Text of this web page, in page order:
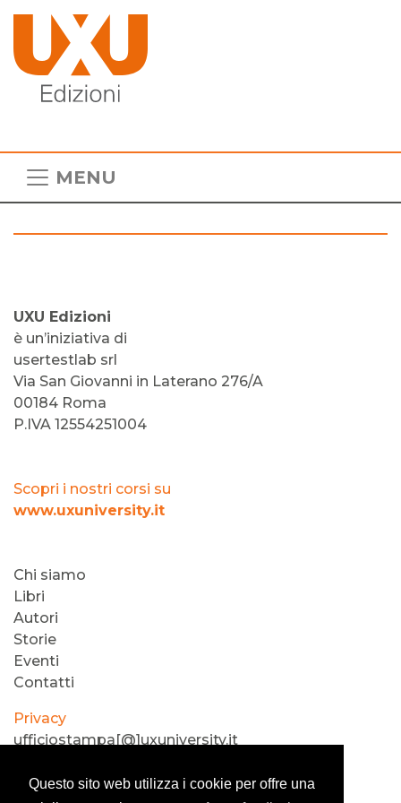
Questo sito web utilizza i cookie per offre una
MENU
UXU Edizioni
è un’iniziativa di
usertestlab srl
Via San Giovanni in Laterano 276/A
00184 Roma
P.IVA 12554251004
Scopri i nostri corsi su
www.uxuniversity.it
Chi siamo
Libri
Autori
Storie
Eventi
Contatti
Privacy
ufficiostampa[@]uxuniversity.it